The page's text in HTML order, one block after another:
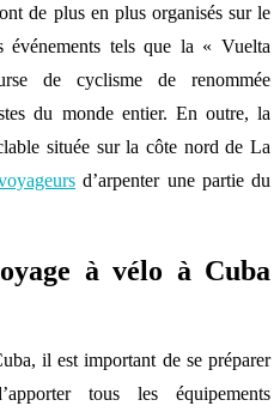
de plus en plus organisés sur le
événements tels que la « Vuelta
de cyclisme de renommée
du monde entier. En outre, la
située sur la côte nord de La
d’arpenter une partie du
à vélo à Cuba
il est important de se préparer
tous les équipements